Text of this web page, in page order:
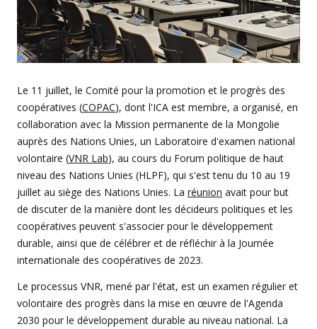
Le 11 juillet, le Comité pour la promotion et le progrès des
coopératives (COPAC), dont l'ICA est membre, a organisé, en
collaboration avec la Mission permanente de la Mongolie
auprès des Nations Unies, un Laboratoire d'examen national
volontaire (VNR Lab), au cours du Forum politique de haut
niveau des Nations Unies (HLPF), qui s'est tenu du 10 au 19
juillet au siège des Nations Unies. La réunion avait pour but
de discuter de la manière dont les décideurs politiques et les
coopératives peuvent s'associer pour le développement
durable, ainsi que de célébrer et de réfléchir à la Journée
internationale des coopératives de 2023.
Le processus VNR, mené par l'état, est un examen régulier et
volontaire des progrès dans la mise en œuvre de l'Agenda
2030 pour le développement durable au niveau national. La